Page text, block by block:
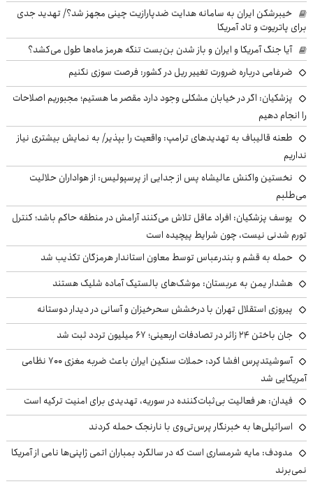
خیبرشکن ایران به سامانه هدایت ضدپارازیت چینی مجهز شد؟/ تهدید جدی
برای پاتریوت و تاد آمریکا
آیا جنگ آمریکا و ایران و باز شدن بن‌بست تنگه هرمز ماه‌ها طول می‌کشد؟
ضرغامی درباره ضرورت تغییر ریل در کشور: فرصت سوزی نکنیم
پزشکیان: اگر در خیابان مشکلی وجود دارد مقصر ما هستیم؛ مجبوریم اصلاحات
را انجام دهیم
طعنه قالیباف به تهدیدهای ترامپ: واقعیت را بپذیر/ به نمایش بیشتری نیاز
نداریم
نخستین واکنش عالیشاه پس از جدایی از پرسپولیس: از هواداران حلالیت
می‌طلبم
یوسف پزشکیان: افراد عاقل تلاش می‌کنند آرامش در منطقه حاکم باشد؛ کنترل
تورم شدنی نیست، چون شرایط پیچیده است
حمله به قشم و بندرعباس توسط معاون استاندار هرمزگان تکذیب شد
هشدار یمن به عربستان: موشک‌های بالستیک آماده شلیک هستند
پیروزی استقلال تهران با درخشش سحرخیزان و آسانی در دیدار دوستانه
جان باختن ۲۴ زائر در تصادفات اربعینی؛ ۶۷ میلیون تردد ثبت شد
آسوشیتدپرس افشا کرد: حملات سنگین ایران باعث ضربه مغزی ۷۰۰ نظامی
آمریکایی شد
فیدان: هر فعالیت بی‌ثبات‌کننده در سوریه، تهدیدی برای امنیت ترکیه است
اسرائیلی‌ها به خبرنگار پرس‌تی‌وی با نارنجک حمله کردند
مدودف: مایه شرمساری است که در سالگرد بمباران اتمی ژاپنی‌ها نامی از آمریکا
نمی‌برند